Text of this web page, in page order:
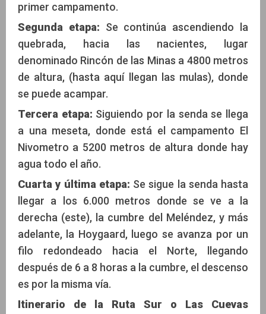
primer campamento.
Segunda etapa: Se continúa ascendiendo la
quebrada, hacia las nacientes, lugar
denominado Rincón de las Minas a 4800 metros
de altura, (hasta aquí llegan las mulas), donde
se puede acampar.
Tercera etapa: Siguiendo por la senda se llega
a una meseta, donde está el campamento El
Nivometro a 5200 metros de altura donde hay
agua todo el año.
Cuarta y última etapa: Se sigue la senda hasta
llegar a los 6.000 metros donde se ve a la
derecha (este), la cumbre del Meléndez, y más
adelante, la Hoygaard, luego se avanza por un
filo redondeado hacia el Norte, llegando
después de 6 a 8 horas a la cumbre, el descenso
es por la misma vía.
Itinerario de la Ruta Sur o Las Cuevas